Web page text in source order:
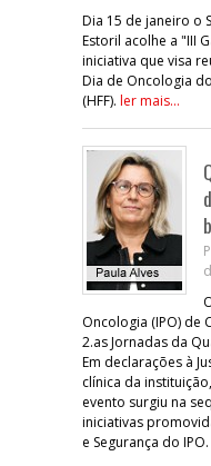
Dia 15 de janeiro o
Estoril acolhe a "III
iniciativa que visa
Dia de Oncologia
(HFF). ler mais...
Oncologia (IPO) de
2.as Jornadas da
Em declarações à
clínica da
evento surgiu na
iniciativas
e Segurança do IPO.